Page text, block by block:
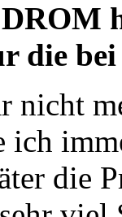
die
nicht
ich
die